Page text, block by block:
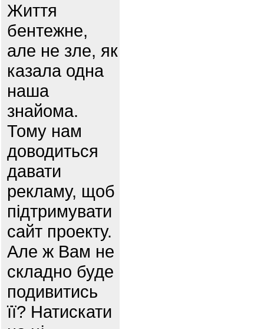
Життя
бентежне,
але не зле, як
казала одна
наша
знайома.
Тому нам
доводиться
давати
рекламу, щоб
підтримувати
сайт проекту.
Але ж Вам не
складно буде
подивитись
її? Натискати